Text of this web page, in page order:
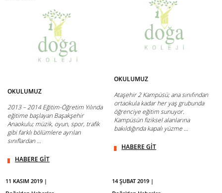
OKULUMUZ
2013 – 2014 Eğitim-Öğretim Yılında
eğitime başlayan Başakşehir
Anaokulu; müzik, oyun, spor, trafik
gibi farklı bölümlere ayrılan
sınıflardan ...
HABERE GİT
OKULUMUZ
Ataşehir 2 Kampüsü; ana sınıfından
ortaokula kadar her yaş grubunda
öğrenciye eğitim sunuyor.
Kampüsün fiziksel alanlarına
bakıldığında kapalı yüzme ...
HABERE GİT
11 KASIM 2019 |
14 ŞUBAT 2019 |